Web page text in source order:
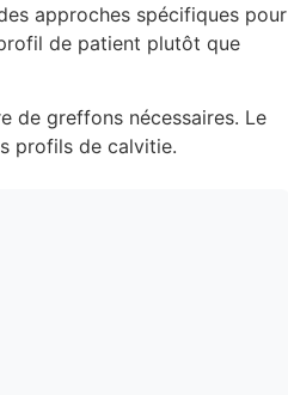
approches spécifiques pour
de patient plutôt que
de greffons nécessaires. Le
profils de calvitie.